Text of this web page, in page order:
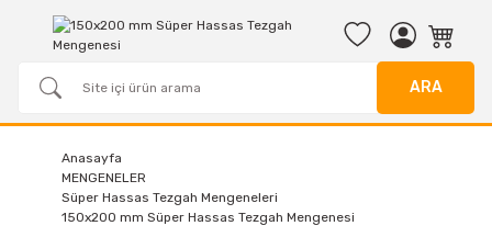
ARA
Anasayfa
MENGENELER
Süper Hassas Tezgah Mengeneleri
150x200 mm Süper Hassas Tezgah Mengenesi